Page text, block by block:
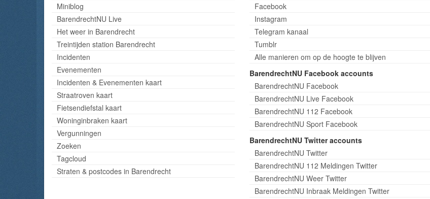
Miniblog
BarendrechtNU Live
Het weer in Barendrecht
Treintijden station Barendrecht
Incidenten
Evenementen
Incidenten & Evenementen kaart
Straatroven kaart
Fietsendiefstal kaart
Woninginbraken kaart
Vergunningen
Zoeken
Tagcloud
Straten & postcodes in Barendrecht
Facebook
Instagram
Telegram kanaal
Tumblr
Alle manieren om op de hoogte te blijven
BarendrechtNU Facebook accounts
BarendrechtNU Facebook
BarendrechtNU Live Facebook
BarendrechtNU 112 Facebook
BarendrechtNU Sport Facebook
BarendrechtNU Twitter accounts
BarendrechtNU Twitter
BarendrechtNU 112 Meldingen Twitter
BarendrechtNU Weer Twitter
BarendrechtNU Inbraak Meldingen Twitter